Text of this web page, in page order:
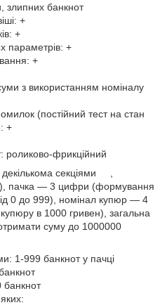
злипних банкнот
+
+
параметрів: +
+
з використанням номіналу
(постійний тест на стан
+
роликово-фрикційний
декількома секціями ,
пачка — 3 цифри (формування
0 до 999), номінал купюр — 4
в 1000 гривен), загальна
суму до 1000000
1-999 банкнот у пачці
банкнот